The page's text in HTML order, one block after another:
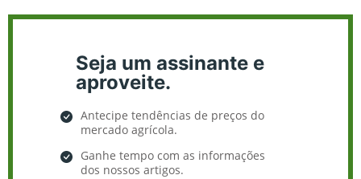
Seja um assinante e
aproveite.
Antecipe tendências de preços do
mercado agrícola.
Ganhe tempo com as informações
dos nossos artigos.